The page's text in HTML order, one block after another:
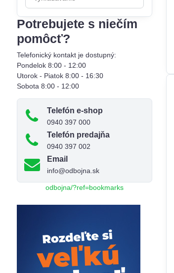
výsledky
filtra
fulltextom
Potrebujete s niečím
pomôcť?
Telefonický kontakt je dostupný:
Pondelok 8:00 - 12:00
Utorok - Piatok 8:00 - 16:30
Sobota 8:00 - 12:00
Telefón e-shop
0940 397 000
Telefón predajňa
0940 397 002
Email
info@odbojna.sk
odbojna/?ref=bookmarks